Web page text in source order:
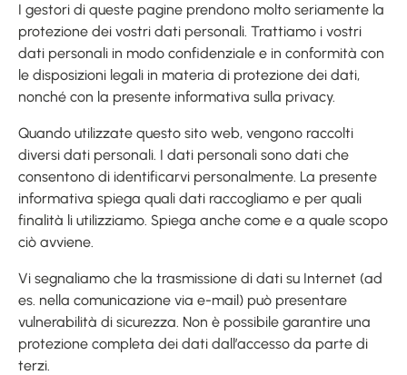
I gestori di queste pagine prendono molto seriamente la
protezione dei vostri dati personali. Trattiamo i vostri
dati personali in modo confidenziale e in conformità con
le disposizioni legali in materia di protezione dei dati,
nonché con la presente informativa sulla privacy.
Quando utilizzate questo sito web, vengono raccolti
diversi dati personali. I dati personali sono dati che
consentono di identificarvi personalmente. La presente
informativa spiega quali dati raccogliamo e per quali
finalità li utilizziamo. Spiega anche come e a quale scopo
ciò avviene.
Vi segnaliamo che la trasmissione di dati su Internet (ad
es. nella comunicazione via e-mail) può presentare
vulnerabilità di sicurezza. Non è possibile garantire una
protezione completa dei dati dall’accesso da parte di
terzi.